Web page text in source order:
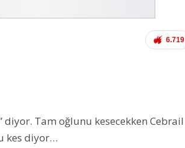
6.719
diyor. Tam oğlunu kesecekken Cebrail
kes diyor…